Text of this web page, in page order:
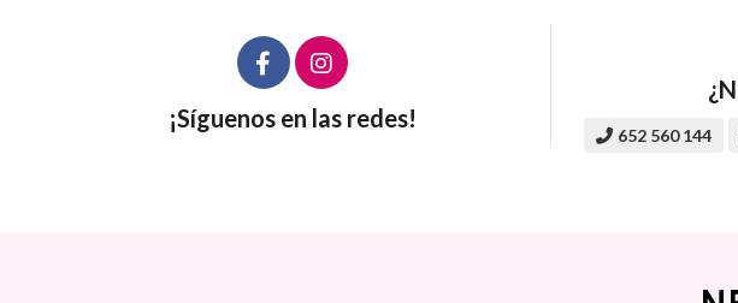
¡Síguenos en las redes!
652 560 144